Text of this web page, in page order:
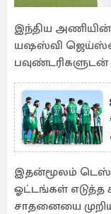
இந்திய
யஷஸ்வி ஜெய்ஸ்வால்
பவுண்டரிகளுடன்
இதன்மூலம் டெஸ்ட்
ஓட்டங்கள் எடுத்த
சாதனையை